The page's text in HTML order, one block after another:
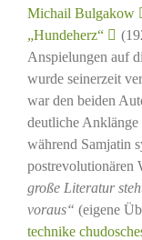
Michail Bulgakow
„Hundeherz“
Anspielungen auf
wurde seinerzeit
war den beiden
deutliche
während Samjatin
postrevolutionären
große Literatur
voraus“ (eigene
technike